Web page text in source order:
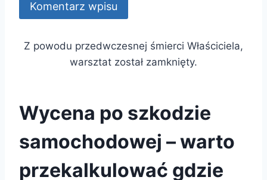
Z powodu przedwczesnej śmierci Właściciela,
warsztat został zamknięty.
Wycena po szkodzie
samochodowej – warto
przekalkulować gdzie